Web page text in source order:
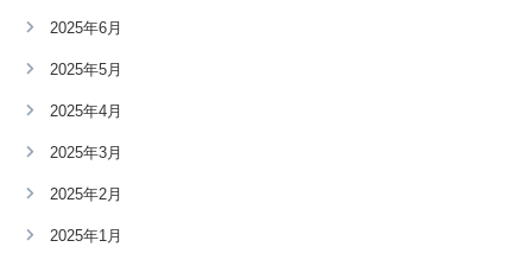
2025年6月
2025年5月
2025年4月
2025年3月
2025年2月
2025年1月